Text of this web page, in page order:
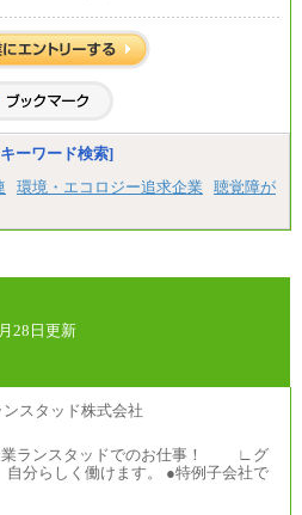
なし
給与変更なし
～(※1)、184,000円～(※2)、180,500円
玉県、千葉県、神奈川県
岡県
城県、栃木県、群馬県、長野県、新
石川県、岡山県、広島県、山口県、
熊本県、宮崎県、鹿児島県、沖縄
形県
ルバイト
給額 1,050円～ ※勤務地により異な
348,000円～
295,000円～
給200,000円～
ーワード検索]
環境・エコロジー追求企業
聴覚障が
28日更新
業ランスタッドでのお仕事！ ∟グ
自分らしく働けます。 ●特例子会社で